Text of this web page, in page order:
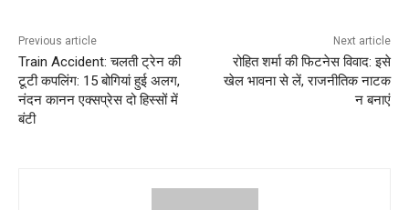
Previous article
Train Accident: चलती ट्रेन की
टूटी कपलिंग: 15 बोगियां हुई अलग,
नंदन कानन एक्सप्रेस दो हिस्सों में
बंटी
Next article
रोहित शर्मा की फिटनेस विवाद: इसे
खेल भावना से लें, राजनीतिक नाटक
न बनाएं